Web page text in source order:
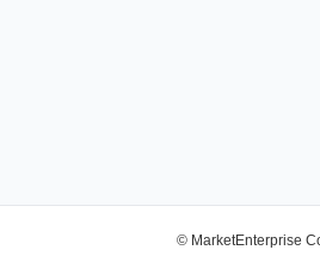
© MarketEnterprise